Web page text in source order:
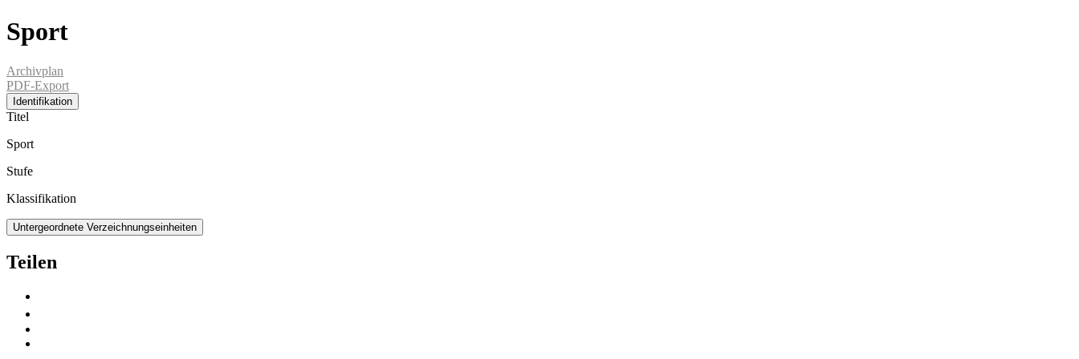
Sport
Archivplan
PDF-Export
Identifikation
Titel
Sport
Stufe
Klassifikation
Untergeordnete Verzeichnungseinheiten
Teilen